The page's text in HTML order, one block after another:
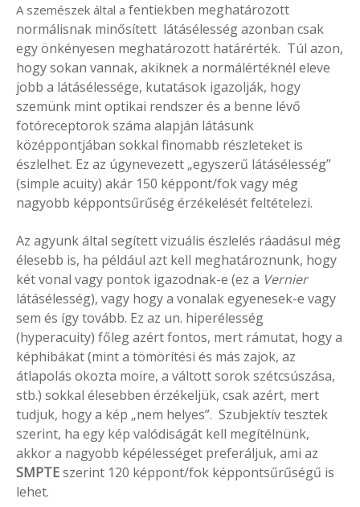
A szemészek által a fentiekben meghatározott
normálisnak minősített látásélesség azonban csak
egy önkényesen meghatározott határérték. Túl azon,
hogy sokan vannak, akiknek a normálértéknél eleve
jobb a látásélessége, kutatások igazolják, hogy
szemünk mint optikai rendszer és a benne lévő
fotóreceptorok száma alapján látásunk
középpontjában sokkal finomabb részleteket is
észlelhet. Ez az úgynevezett „egyszerű látásélesség”
(simple acuity) akár 150 képpont/fok vagy még
nagyobb képpontsűrűség érzékelését feltételezi.
Az agyunk által segített vizuális észlelés ráadásul még
élesebb is, ha például azt kell meghatároznunk, hogy
két vonal vagy pontok igazodnak-e (ez a Vernier
látásélesség), vagy hogy a vonalak egyenesek-e vagy
sem és így tovább. Ez az un. hiperélesség
(hyperacuity) főleg azért fontos, mert rámutat, hogy a
képhibákat (mint a tömörítési és más zajok, az
átlapolás okozta moire, a váltott sorok szétcsúszása,
stb.) sokkal élesebben érzékeljük, csak azért, mert
tudjuk, hogy a kép „nem helyes”. Szubjektív tesztek
szerint, ha egy kép valódiságát kell megítélnünk,
akkor a nagyobb képélességet preferáljuk, ami az
SMPTEszerint 120 képpont/fok képpontsűrűségű is
lehet.